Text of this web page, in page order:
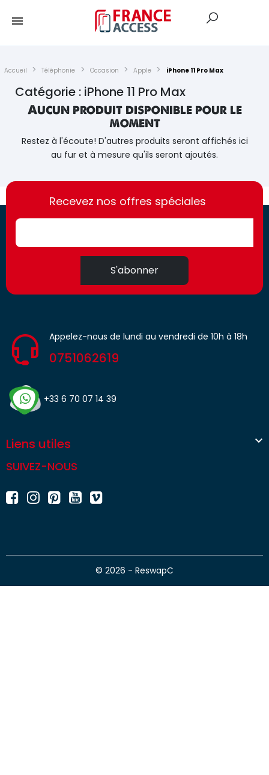
Accueil Téléphonie Occasion Apple iPhone 11 Pro Max
Catégorie : iPhone 11 Pro Max
Aucun produit disponible pour le
moment
Restez à l'écoute! D'autres produits seront affichés ici
au fur et à mesure qu'ils seront ajoutés.
https://france-
access.fr
https://france-
access.fr
Recevez nos offres spéciales
S'abonner
Appelez-nous de lundi au vendredi de 10h à 18h
0751062619
+33 6 70 07 14 39
Liens utiles 
SUIVEZ-NOUS
© 2026 - ReswapC